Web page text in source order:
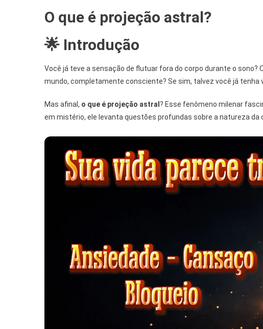
Mistérios
O que é projeção astral?
🌟 Introdução
Você já teve a sensação de flutuar fora do corpo durante o
mundo, completamente consciente? Se sim, talvez você já tenha
Mas afinal, o que é projeção astral ? Esse fenômeno milenar
em mistério, ele levanta questões profundas sobre a natureza da